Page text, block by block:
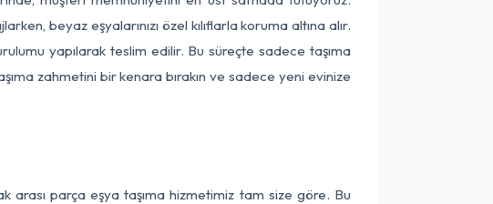
beyaz eşyalarınızı özel kılıflarla koruma altına alır.
yapılarak teslim edilir. Bu süreçte sadece taşıma
zahmetini bir kenara bırakın ve sadece yeni evinize
arası parça eşya taşıma hizmetimiz tam size göre. Bu